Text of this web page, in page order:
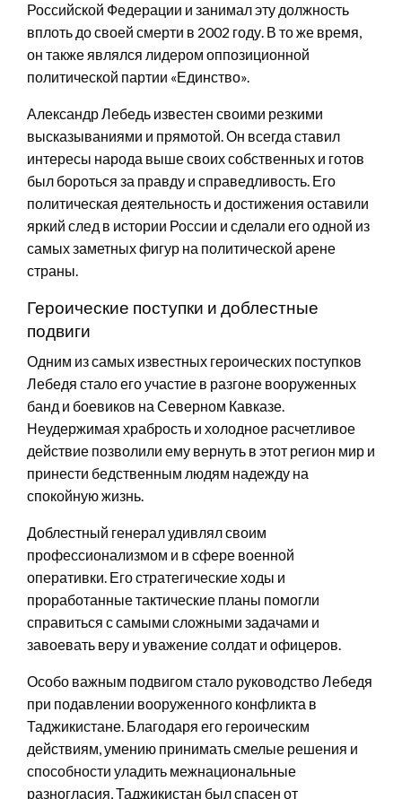
Российской Федерации и занимал эту должность
вплоть до своей смерти в 2002 году. В то же время,
он также являлся лидером оппозиционной
политической партии «Единство».
Александр Лебедь известен своими резкими
высказываниями и прямотой. Он всегда ставил
интересы народа выше своих собственных и готов
был бороться за правду и справедливость. Его
политическая деятельность и достижения оставили
яркий след в истории России и сделали его одной из
самых заметных фигур на политической арене
страны.
Героические поступки и доблестные
подвиги
Одним из самых известных героических поступков
Лебедя стало его участие в разгоне вооруженных
банд и боевиков на Северном Кавказе.
Неудержимая храбрость и холодное расчетливое
действие позволили ему вернуть в этот регион мир и
принести бедственным людям надежду на
спокойную жизнь.
Доблестный генерал удивлял своим
профессионализмом и в сфере военной
оперативки. Его стратегические ходы и
проработанные тактические планы помогли
справиться с самыми сложными задачами и
завоевать веру и уважение солдат и офицеров.
Особо важным подвигом стало руководство Лебедя
при подавлении вооруженного конфликта в
Таджикистане. Благодаря его героическим
действиям, умению принимать смелые решения и
способности уладить межнациональные
разногласия, Таджикистан был спасен от